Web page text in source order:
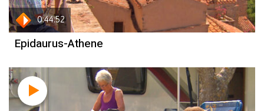
0:44:52
Epidaurus-Athene